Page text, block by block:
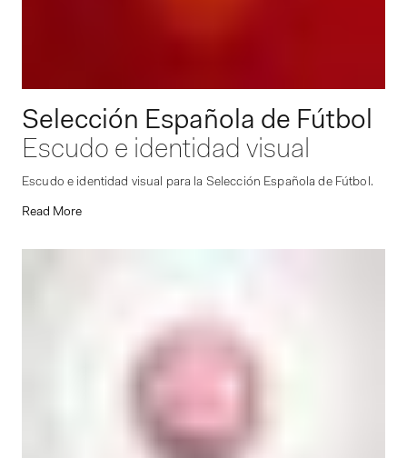
Selección Española de Fútbol
Escudo e identidad visual
Escudo e identidad visual para la Selección Española de Fútbol.
Read More